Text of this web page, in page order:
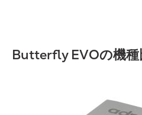
Butterfly EVOの機種